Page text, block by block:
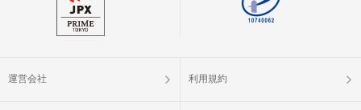
運営会社 利用規約